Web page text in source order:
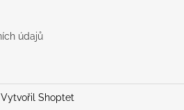
údajů
Vytvořil Shoptet